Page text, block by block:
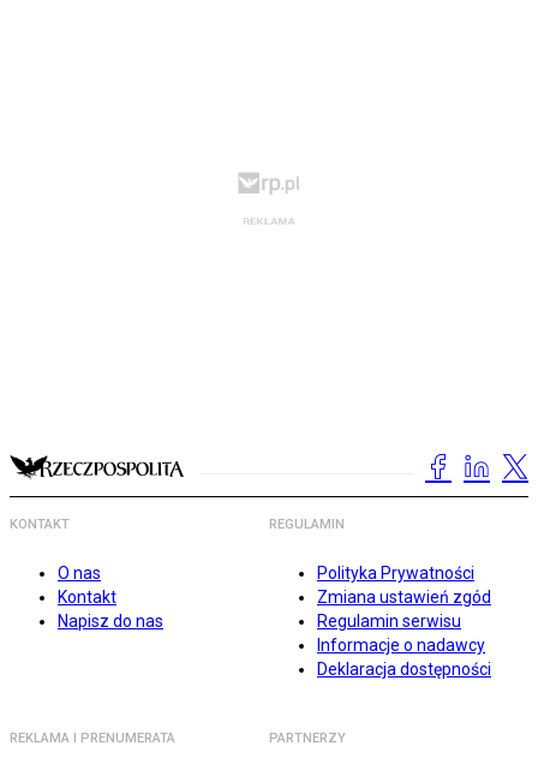
KONTAKT
O nas
Kontakt
Napisz do nas
REGULAMIN
Polityka Prywatności
Zmiana ustawień zgód
Regulamin serwisu
Informacje o nadawcy
Deklaracja dostępności
REKLAMA I PRENUMERATA PARTNERZY